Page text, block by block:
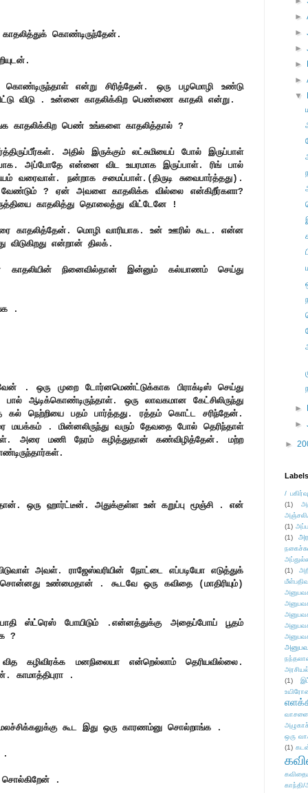
கொண்டிருந்தேன்.
என்று சிரித்தேன். ஒரு பழமொழி உண்டு
விடு . உன்னை காதலிக்கிற பெண்ணை காதலி என்று.
காதலிக்கிற பெண் உங்களை காதலித்தால் ?
அதில் இருக்கும் லட்சுமியைப் போல் இருப்பாள்
அப்போதே என்னை விட உயரமாக இருப்பாள். ரிங் பால்
வரைவாள். நன்றாக சமைப்பாள்.(திருடி சுவைபார்த்தது).
? ஏன் அவளை காதலிக்க வில்லை என்கிறீர்களா?
காதலித்து தொலைத்து விட்டேனே !
காதலித்தேன். மொழி வாரியாக. உன் ஊரில் கூட. என்ன
விடுகிறது என்றான் திலக்.
நினைவில்தான் இன்னும் கல்யாணம் செய்து
.
. ஒரு முறை டோர்னமெண்ட்டுக்காக பிராக்டிஸ் செய்து
ஆடிக்கொண்டிருந்தாள். ஒரு லாவகமான கேட்சிலிருந்து
கல் நெற்றியை பதம் பார்த்தது. ரத்தம் கொட்ட சரிந்தேன்.
மயக்கம் . மின்னலிருந்து வரும் தேவதை போல் தெரிந்தாள்
அரை மணி நேரம் கழித்துதான் கண்விழித்தேன். மற்ற
ஒரு ஹார்ட்டீன். அதுக்குள்ள உன் கறுப்பு மூஞ்சி . என்
அவள். ராஜேஸ்வரியின் நோட்டை எப்படியோ எடுத்துக்
உண்மைதான் . கூடவே ஒரு கவிதை (மாதிரியும்)
ஸ்ட்ரெஸ் போயிடும் .என்னத்துக்கு அதைப்போய் பூதம்
?
கழிவிரக்க மனநிலையா என்றெல்லாம் தெரியவில்லை.
காமாத்திபுரா .
கூட இது ஒரு காரணம்னு சொல்றாங்க .
.
.
►
►
►
►
►
▼
►
►
►
Labels
/ பகிர்வு
(1)
(1)
(1)
(1)
(1)
வாசனை/
ஒரு
(1)